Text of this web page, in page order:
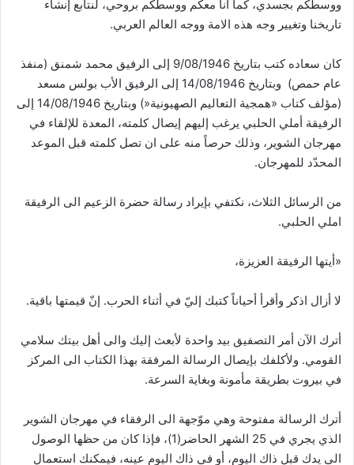
ووسطكم بجسدي، كما أنا معكم ووسطكم بروحي، لنتابع إنشاء
تاريخنا وتغيير وجه هذه الامة ووجه العالم العربي.
كان سعاده كتب بتاريخ 9/08/1946 إلى الرفيق محمد شمنق (منفذ
عام حمص) وبتاريخ 14/08/1946 إلى الرفيق الأب بولس مسعد
(مؤلف كتاب «همجية التعاليم الصهيونية«) وبتاريخ 14/08/1946 إلى
الرفيقة أملي الحلبي يرغب إليهم إيصال كلمته، المعدة للإلقاء في
مهرجان الشوير، وذلك حرصاً منه على ان تصل كلمته قبل الموعد
المحدّد للمهرجان.
من الرسائل الثلاث، نكتفي بإيراد رسالة حضرة الزعيم الى الرفيقة
املي الحلبي.
«أيتها الرفيقة العزيزة،
لا أزال اذكر وأقرأ أحياناً كتبك إليّ في أثناء الحرب. إنّ قيمتها باقية.
أترك الآن أمر التصفيق بيد واحدة لأبعث إليك والى أهل بيتك سلامي
القومي. ولأكلفك بإيصال الرسالة المرفقة بهذا الكتاب الى المركز
في بيروت بطريقة مأمونة وبغاية السرعة.
أترك الرسالة مفتوحة وهي موّجهة الى الرفقاء في مهرجان الشوير
الذي يجري في 25 الشهر الحاضر(1)، فإذا كان من حظها الوصول
الى يدك قبل ذاك اليوم، أو في ذاك اليوم عينه، فيمكنك استعمال